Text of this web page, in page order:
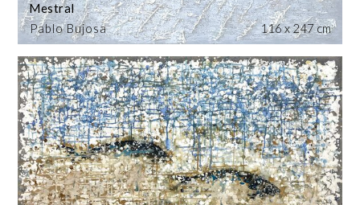
Pablo Bujosa
Mestral
116 x 247 cm